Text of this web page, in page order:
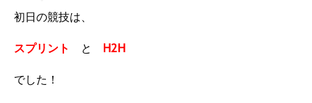
初日の競技は、
スプリント と H2H
でした！